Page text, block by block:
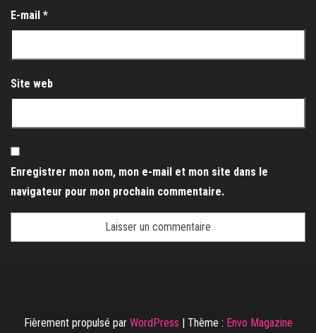
E-mail *
Site web
Enregistrer mon nom, mon e-mail et mon site dans le
navigateur pour mon prochain commentaire.
Fièrement propulsé par WordPress | Thème : Envo Magazine